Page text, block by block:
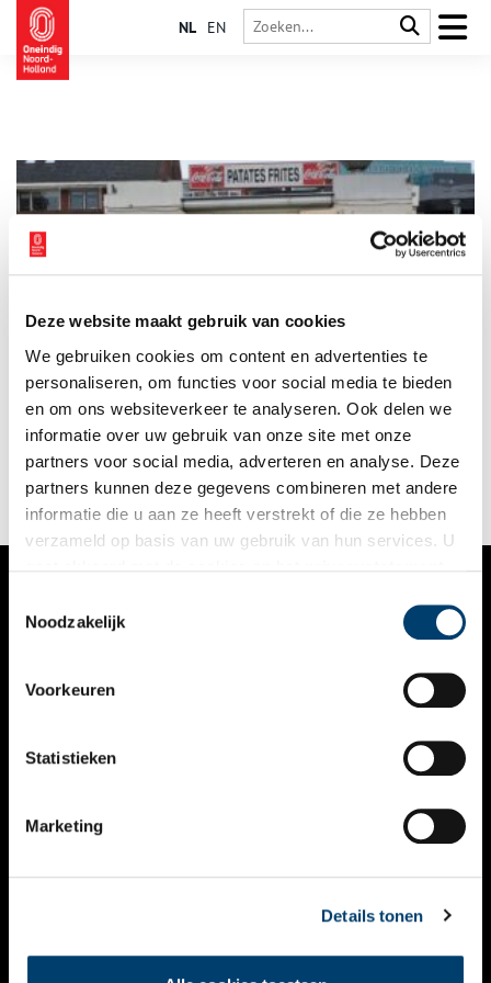
Deze website maakt gebruik van cookies
We gebruiken cookies om content en advertenties te
personaliseren, om functies voor social media te bieden
en om ons websiteverkeer te analyseren. Ook delen we
informatie over uw gebruik van onze site met onze
partners voor social media, adverteren en analyse. Deze
partners kunnen deze gegevens combineren met andere
informatie die u aan ze heeft verstrekt of die ze hebben
verzameld op basis van uw gebruik van hun services. U
Noodzakelijk
Voorkeuren
Statistieken
Marketing
Details tonen
NL EN
Zeg je nou patat of friet? En waar en wanneer werd het eerste
frietje in Noord-Holland gegeten? De geschiedenis van de
gefrituurde aardappelstaafjes is vandaag de dag nog steeds in
frituurnevelen gehuld.
VERHALEN
KALENDER
THEMA’S
VIDEO’S
CONTACT